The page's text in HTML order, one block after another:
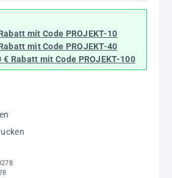
mit Code PROJEKT-10
mit Code PROJEKT-40
€ Rabatt mit Code PROJEKT-100